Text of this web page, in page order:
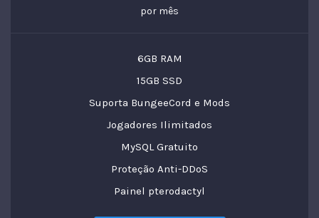
por mês
6GB RAM
15GB SSD
Suporta BungeeCord e Mods
Jogadores Ilimitados
MySQL Gratuito
Proteção Anti-DDoS
Painel pterodactyl